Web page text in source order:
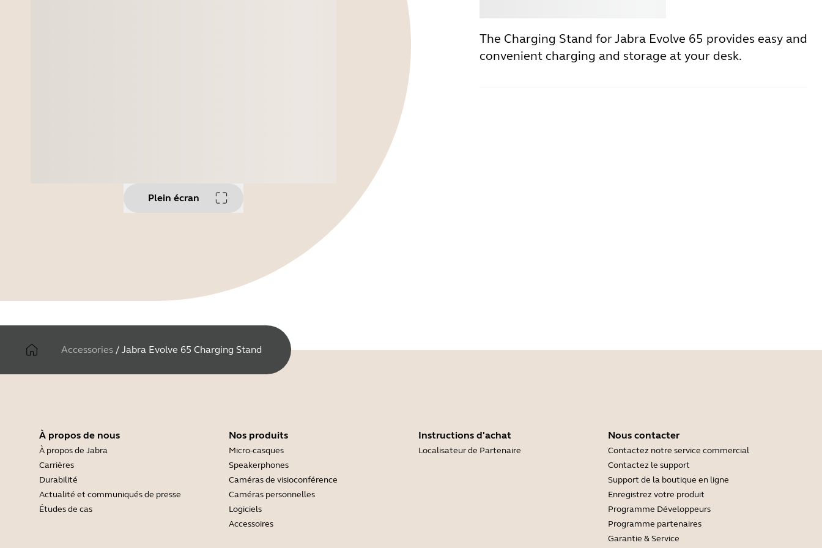
Plein écran
The Charging Stand for Jabra Evolve 65 provides easy and
convenient charging and storage at your desk.
Accessories / Jabra Evolve 65 Charging Stand
À propos de nous
À propos de Jabra
Carrières
Durabilité
Actualité et communiqués de presse
Études de cas
Nos produits
Micro-casques
Speakerphones
Caméras de visioconférence
Caméras personnelles
Logiciels
Accessoires
Instructions d'achat
Localisateur de Partenaire
Nous contacter
Contactez notre service commercial
Contactez le support
Support de la boutique en ligne
Enregistrez votre produit
Programme Développeurs
Programme partenaires
Garantie & Service